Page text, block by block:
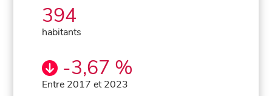
394
habitants
-3,67 %
Entre 2017 et 2023